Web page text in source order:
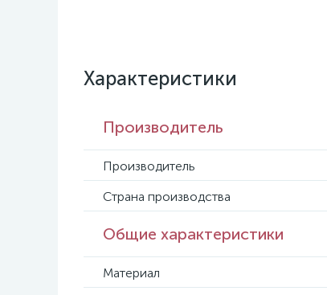
Характеристики
Производитель
Производитель
Страна производства
Общие характеристики
Материал